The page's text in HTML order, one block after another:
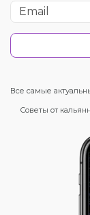
Все самые
Советы от